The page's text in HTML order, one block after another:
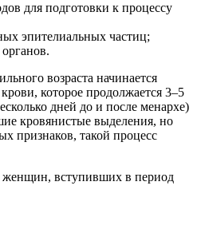
для подготовки к процессу
эпителиальных частиц;
возраста начинается
которое продолжается 3–5
дней до и после менархе)
кровянистые выделения, но
признаков, такой процесс
женщин, вступивших в период